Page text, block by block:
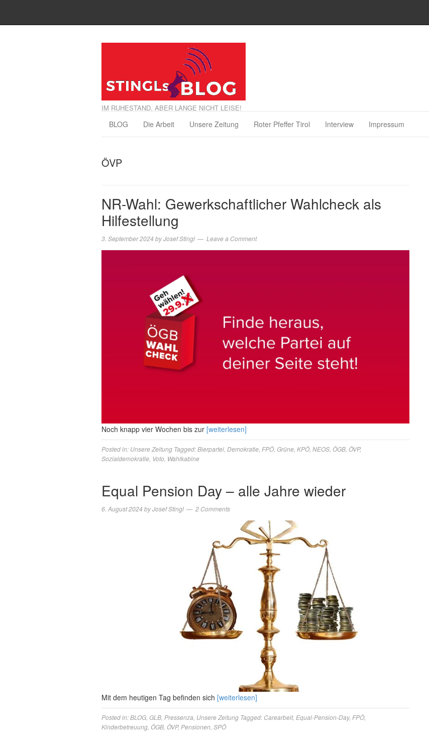
IM RUHESTAND, ABER LANGE NICHT LEISE!
BLOG Die Arbeit Unsere Zeitung Roter Pfeffer Tirol Interview Impressum
ÖVP
NR-Wahl: Gewerkschaftlicher Wahlcheck als
Hilfestellung
3. September 2024 byJosef Stingl Leave a Comment
Noch knapp vier Wochen bis zur [weiterlesen]
Posted in: Unsere Zeitung Tagged:Bierpartei Demokratie FPÖ, Grüne KPÖ, NEOS ÖGB ÖVP,
Sozialdemokratie Voto Wahlkabine
Equal Pension Day – alle Jahre wieder
6. August 2024 byJosef Stingl 2 Comments
Mit dem heutigen Tag befinden sich [weiterlesen]
Posted in:BLOG GLB Pressenza Unsere Zeitung Tagged: Carearbeit, Equal-Pension-Day, FPÖ,
Kinderbetreuung ÖGB ÖVP, Pensionen SPÖ